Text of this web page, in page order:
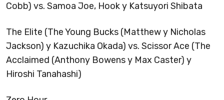
Cobb) vs. Samoa Joe, Hook y Katsuyori Shibata
The Elite (The Young Bucks (Matthew y Nicholas
Jackson) y Kazuchika Okada) vs. Scissor Ace (The
Acclaimed (Anthony Bowens y Max Caster) y
Hiroshi Tanahashi)